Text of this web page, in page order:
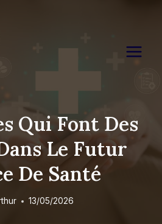
Qui Font Des
Le Futur
De Santé
13/05/2026